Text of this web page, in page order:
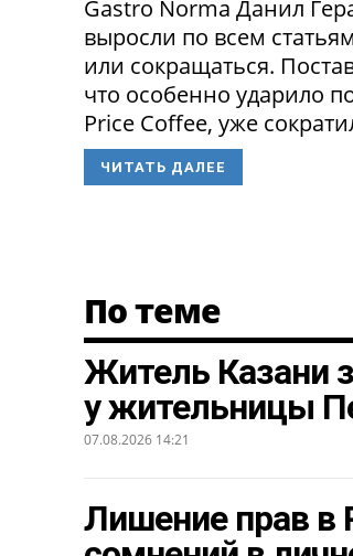
Gastro Norma Данил
выросли по всем
или сокращаться.
что особенно ударило
Price Coffee, уже
ЧИТАТЬ ДАЛЕЕ
По теме
Житель Казани
у жительницы
07.08.2026 14:21
Лишение прав в